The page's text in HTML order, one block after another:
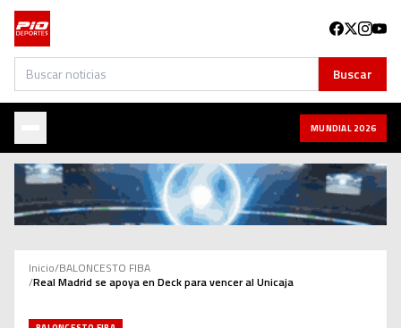
Buscar Buscar
MUNDIAL 2026
Inicio/BALONCESTO FIBA
/Real Madrid se apoya en Deck para vencer al Unicaja